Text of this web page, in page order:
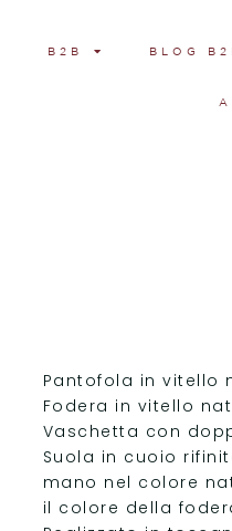
B2B BLOG
Pantofola in vitello
Fodera in vitello
Vaschetta con
Suola in cuoio
mano nel colore
il colore della